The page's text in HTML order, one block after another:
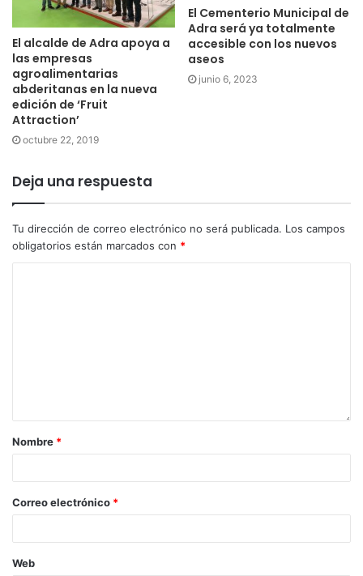
El alcalde de Adra apoya a
las empresas
agroalimentarias
abderitanas en la nueva
edición de ‘Fruit
Attraction’
octubre 22, 2019
El Cementerio Municipal de
Adra será ya totalmente
accesible con los nuevos
aseos
junio 6, 2023
Deja una respuesta
Tu dirección de correo electrónico no será publicada. Los campos
obligatorios están marcados con *
Nombre *
Correo electrónico *
Web